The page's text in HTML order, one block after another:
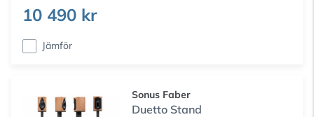
10 490 kr
Jämför
Sonus Faber
Duetto Stand